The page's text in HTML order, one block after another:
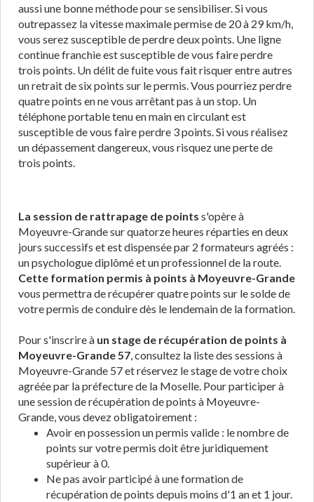
aussi une bonne méthode pour se sensibiliser. Si vous
outrepassez la vitesse maximale permise de 20 à 29 km/h,
vous serez susceptible de perdre deux points. Une ligne
continue franchie est susceptible de vous faire perdre
trois points. Un délit de fuite vous fait risquer entre autres
un retrait de six points sur le permis. Vous pourriez perdre
quatre points en ne vous arrêtant pas à un stop. Un
téléphone portable tenu en main en circulant est
susceptible de vous faire perdre 3 points. Si vous réalisez
un dépassement dangereux, vous risquez une perte de
trois points.
La session de rattrapage de points s'opère à
Moyeuvre-Grande sur quatorze heures réparties en deux
jours successifs et est dispensée par 2 formateurs agréés :
un psychologue diplômé et un professionnel de la route.
Cette formation permis à points à Moyeuvre-Grande
vous permettra de récupérer quatre points sur le solde de
votre permis de conduire dès le lendemain de la formation.
Pour s'inscrire à un stage de récupération de points à
Moyeuvre-Grande 57, consultez la liste des sessions à
Moyeuvre-Grande 57 et réservez le stage de votre choix
agréée par la préfecture de la Moselle. Pour participer à
une session de récupération de points à Moyeuvre-
Grande, vous devez obligatoirement :
Avoir en possession un permis valide : le nombre de
points sur votre permis doit être juridiquement
supérieur à 0.
Ne pas avoir participé à une formation de
récupération de points depuis moins d'1 an et 1 jour.